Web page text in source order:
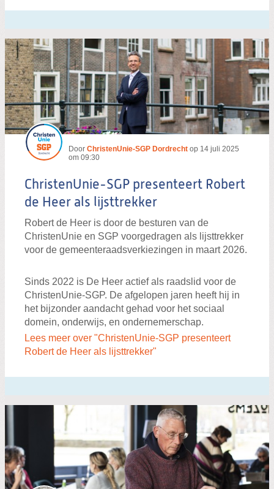
Door ChristenUnie-SGP Dordrecht op 14 juli 2025
om 09:30
ChristenUnie-SGP presenteert Robert
de Heer als lijsttrekker
Robert de Heer is door de besturen van de
ChristenUnie en SGP voorgedragen als lijsttrekker
voor de gemeenteraadsverkiezingen in maart 2026.
Sinds 2022 is De Heer actief als raadslid voor de
ChristenUnie-SGP. De afgelopen jaren heeft hij in
het bijzonder aandacht gehad voor het sociaal
domein, onderwijs, en ondernemerschap.
Lees meer over "ChristenUnie-SGP presenteert
Robert de Heer als lijsttrekker"